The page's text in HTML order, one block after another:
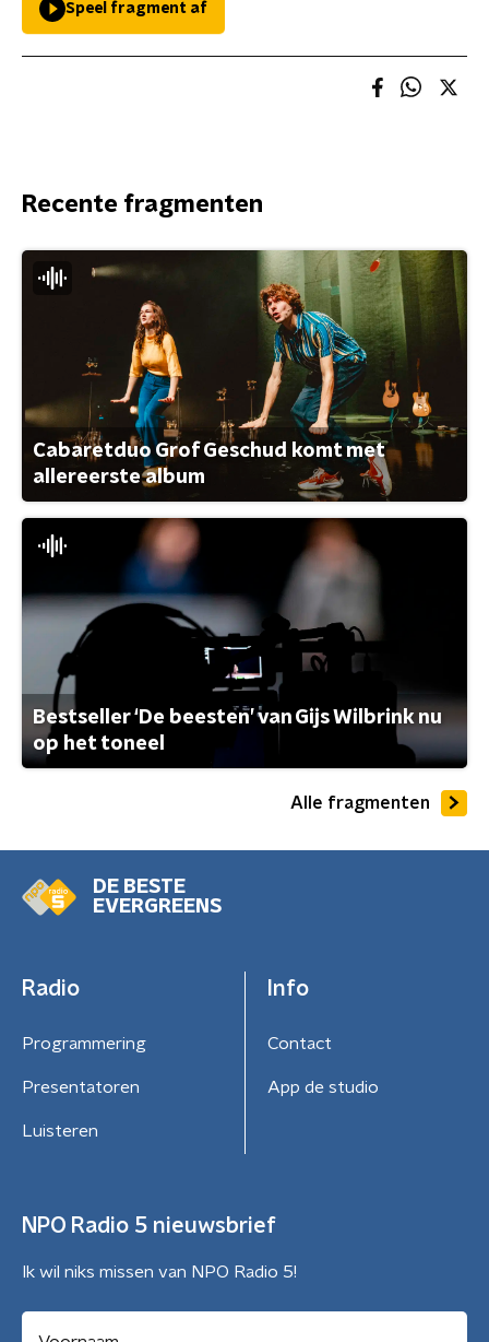
Speel fragment af
Recente fragmenten
Cabaretduo Grof Geschud komt met
allereerste album
Bestseller ‘De beesten’ van Gijs Wilbrink nu
op het toneel
Alle fragmenten
DE BESTE
EVERGREENS
Radio
Programmering
Presentatoren
Luisteren
Info
Contact
App de studio
NPO Radio 5 nieuwsbrief
Ik wil niks missen van NPO Radio 5!